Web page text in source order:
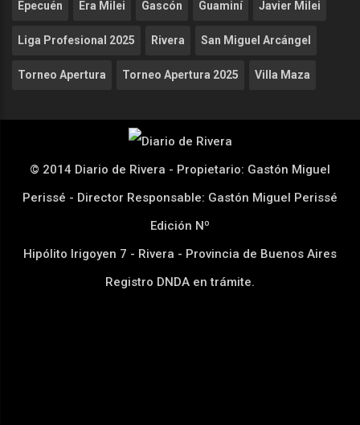
Epecuén Era Milei Gascón Guaminí Javier Milei
Liga Profesional 2025 Rivera San Miguel Arcángel
Torneo Apertura Torneo Apertura 2025 Villa Maza
© 2014 Diario de Rivera - Propietario: Gastón Miguel
Perissé - Director Responsable: Gastón Miguel Perissé
Edición Nº
Hipólito Irigoyen 7 - Rivera - Provincia de Buenos Aires
Registro DNDA en trámite.